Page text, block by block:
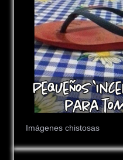
Imágenes chistosas